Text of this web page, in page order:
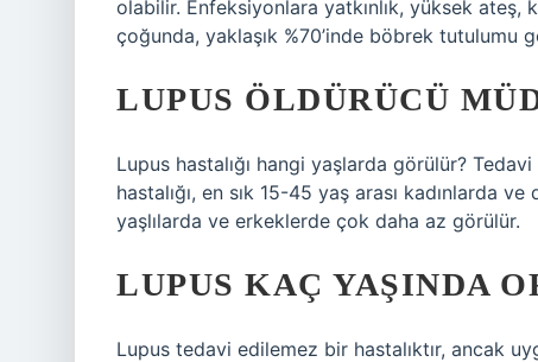
olabilir. Enfeksiyonlara yatkınlık, yüksek ateş,
çoğunda, yaklaşık %70’inde böbrek tutulumu
LUPUS ÖLDÜRÜCÜ
Lupus hastalığı hangi yaşlarda görülür?
hastalığı, en sık 15-45 yaş arası kadınlarda
yaşlılarda ve erkeklerde çok daha az görülür.
LUPUS KAÇ YAŞINDA
Lupus tedavi edilemez bir hastalıktır, ancak